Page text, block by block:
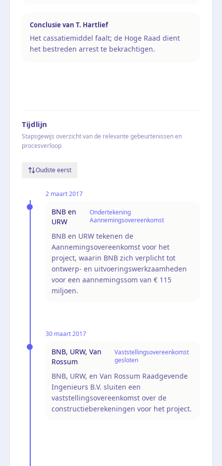
Conclusie van T. Hartlief
Het cassatiemiddel faalt; de Hoge Raad dient
het bestreden arrest te bekrachtigen.
Tijdlijn
Stapsgewijs overzicht van de relevante gebeurtenissen en
procesverloop
Oudste eerst
2 maart 2017
BNB en
URW
Ondertekening
Aannemingsovereenkomst
BNB en URW tekenen de
Aannemingsovereenkomst voor het
project, waarin BNB zich verplicht tot
ontwerp- en uitvoeringswerkzaamheden
voor een aannemingssom van € 115
miljoen.
30 maart 2017
BNB, URW, Van
Rossum
Vaststellingsovereenkomst
gesloten
BNB, URW, en Van Rossum Raadgevende
Ingenieurs B.V. sluiten een
vaststellingsovereenkomst over de
constructieberekeningen voor het project.